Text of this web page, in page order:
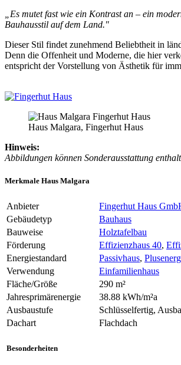
„Es mutet fast wie ein Kontrast an – ein
Bauhausstil auf dem Land."
Dieser Stil findet zunehmend Beliebtheit in
Denn die Offenheit und Moderne, die hier
entspricht der Vorstellung von Ästhetik für
Haus Malgara, Fingerhut Haus
Hinweis:
Abbildungen können Sonderausstattung
Merkmale Haus Malgara
Anbieter
Fingerhut Haus
Gebäudetyp
Bauhaus
Bauweise
Holztafelbau
Förderung
Effizienzhaus 40,
Energiestandard
Passivhaus,
Verwendung
Einfamilienhaus
Fläche/Größe
290 m²
Jahresprimärenergie
38.88 kWh/m²a
Ausbaustufe
Schlüsselfertig,
Dachart
Flachdach
Besonderheiten